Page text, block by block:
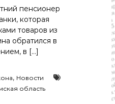
пенсионер
которая
товаров из
обратился в
в […]
, Новости
область